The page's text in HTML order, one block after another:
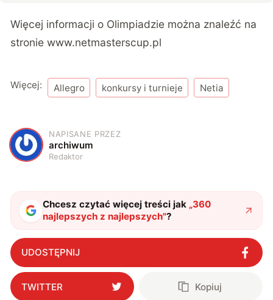
Więcej informacji o Olimpiadzie można znaleźć na
stroniewww.netmasterscup.pl
Więcej: Allegro konkursy i turnieje Netia
A
NAPISANE PRZEZ
archiwum
Redaktor
Chcesz czytać więcej treści jak „360
najlepszych z najlepszych"?
UDOSTĘPNIJ
TWITTER Kopiuj